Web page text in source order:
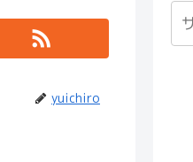
yuichiro